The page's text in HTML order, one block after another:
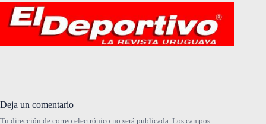
Deja un comentario
Tu dirección de correo electrónico no será publicada. Los campos